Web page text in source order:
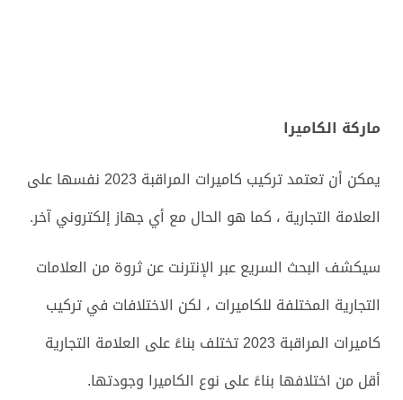
ماركة الكاميرا
يمكن أن تعتمد تركيب كاميرات المراقبة 2023 نفسها على
العلامة التجارية ، كما هو الحال مع أي جهاز إلكتروني آخر.
سيكشف البحث السريع عبر الإنترنت عن ثروة من العلامات
التجارية المختلفة للكاميرات ، لكن الاختلافات في تركيب
كاميرات المراقبة 2023 تختلف بناءً على العلامة التجارية
أقل من اختلافها بناءً على نوع الكاميرا وجودتها.